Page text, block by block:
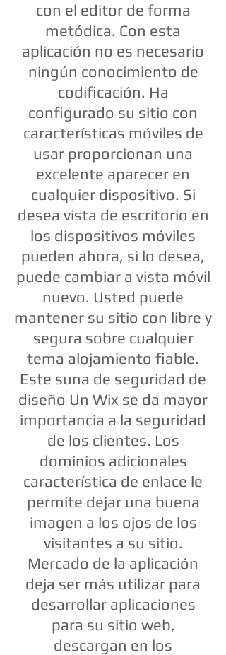
con el editor de forma
metódica. Con esta
aplicación no es necesario
ningún conocimiento de
codificación. Ha
configurado su sitio con
características móviles de
usar proporcionan una
excelente aparecer en
cualquier dispositivo. Si
desea vista de escritorio en
los dispositivos móviles
pueden ahora, si lo desea,
puede cambiar a vista móvil
nuevo. Usted puede
mantener su sitio con libre y
segura sobre cualquier
tema alojamiento fiable.
Este suna de seguridad de
diseño Un Wix se da mayor
importancia a la seguridad
de los clientes. Los
dominios adicionales
característica de enlace le
permite dejar una buena
imagen a los ojos de los
visitantes a su sitio.
Mercado de la aplicación
deja ser más utilizar para
desarrollar aplicaciones
para su sitio web,
descargan en los